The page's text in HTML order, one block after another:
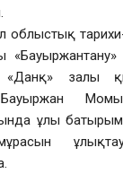
тарихи-
залы
Бауыржан
ұлы